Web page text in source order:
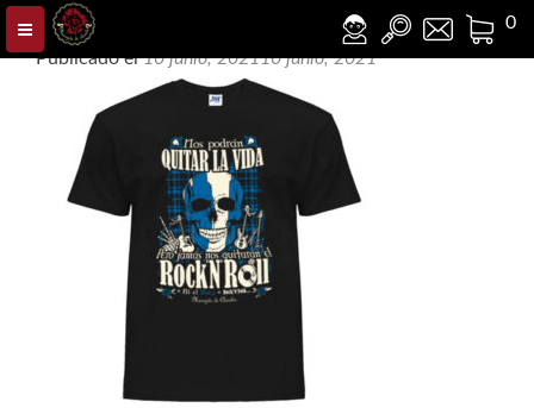
0
BRAVEheart CHICO camiseta
Publicado el10 junio, 202110 junio, 2021